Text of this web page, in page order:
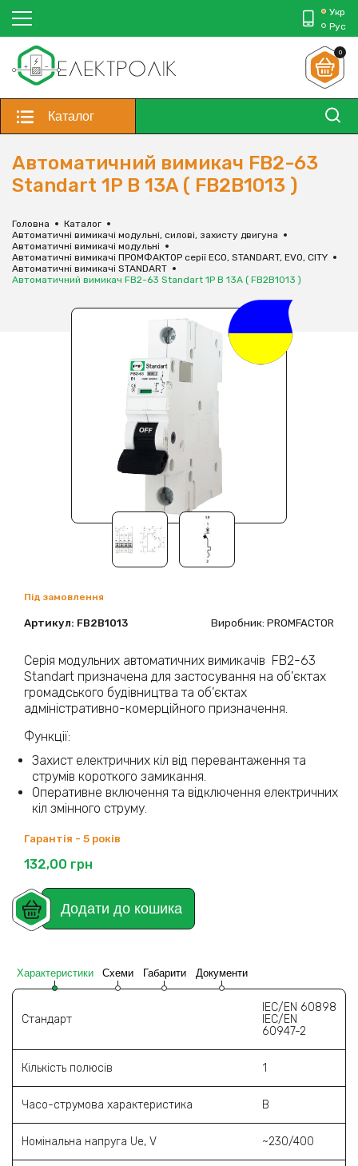
Укр
Рус
0
Каталог
Автоматичний вимикач FB2-63
Standart 1P B 13A ( FB2B1013 )
Головна
Каталог
Автоматичні вимикачі модульні, силові, захисту двигуна
Автоматичні вимикачі модульні
Автоматичні вимикачі ПРОМФАКТОР серії ECO, STANDART, EVO, CITY
Автоматичні вимикачі STANDART
Автоматичний вимикач FB2-63 Standart 1P B 13A ( FB2B1013 )
Під замовлення
Артикул: FB2B1013 Виробник: PROMFACTOR
Серія модульних автоматичних вимикачів FB2-63
Standart призначена для застосування на об’єктах
громадського будівництва та об’єктах
адміністративно-комерційного призначення.
Функції:
Захист електричних кіл від перевантаження та
струмів короткого замикання.
Оперативне включення та відключення електричних
кіл змінного струму.
Гарантія - 5 років
132,00 грн
Додати до кошика
Характеристики Схеми Габарити Документи
Стандарт
IEC/EN 60898
IEC/EN
60947-2
Кількість полюсів 1
Часо-струмова характеристика B
Номінальна напруга Ue, V ~230/400